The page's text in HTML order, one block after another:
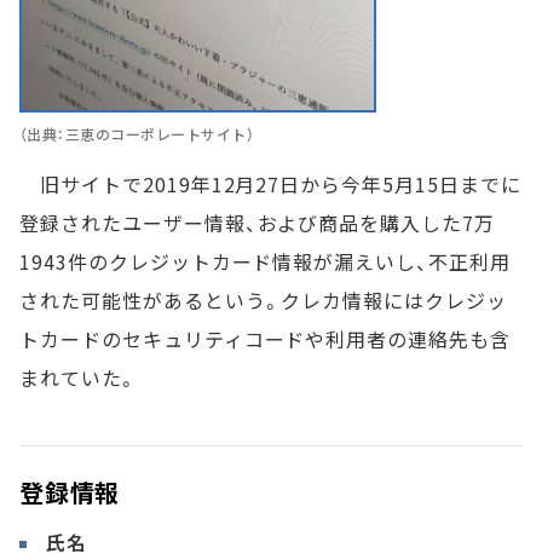
（出典：三恵のコーポレートサイト）
旧サイトで2019年12月27日から今年5月15日までに
登録されたユーザー情報、および商品を購入した7万
1943件のクレジットカード情報が漏えいし、不正利用
された可能性があるという。クレカ情報にはクレジッ
トカードのセキュリティコードや利用者の連絡先も含
まれていた。
登録情報
氏名